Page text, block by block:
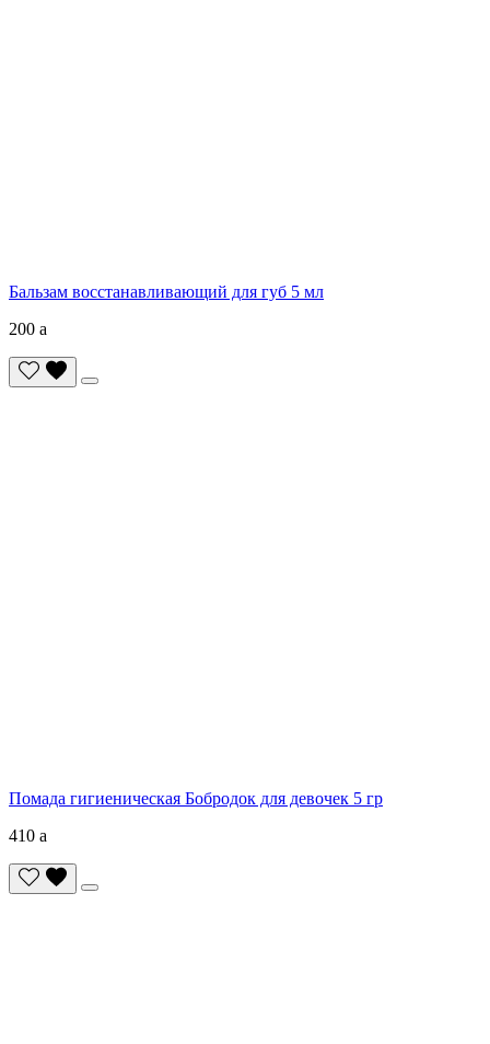
Бальзам восстанавливающий для губ 5 мл
200 a
Помада гигиеническая Бобродок для девочек 5 гр
410 a